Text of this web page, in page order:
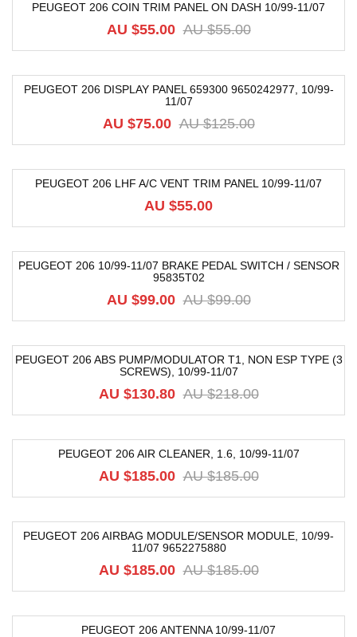
PEUGEOT 206 COIN TRIM PANEL ON DASH 10/99-11/07
AU $55.00
AU $55.00
PEUGEOT 206 DISPLAY PANEL 659300 9650242977, 10/99-
11/07
AU $125.00
AU $75.00
PEUGEOT 206 LHF A/C VENT TRIM PANEL 10/99-11/07
AU $55.00
PEUGEOT 206 10/99-11/07 BRAKE PEDAL SWITCH / SENSOR
95835T02
AU $99.00
AU $99.00
PEUGEOT 206 ABS PUMP/MODULATOR T1, NON ESP TYPE (3
SCREWS), 10/99-11/07
AU $218.00
AU $130.80
PEUGEOT 206 AIR CLEANER, 1.6, 10/99-11/07
AU $185.00
AU $185.00
PEUGEOT 206 AIRBAG MODULE/SENSOR MODULE, 10/99-
11/07 9652275880
AU $185.00
AU $185.00
PEUGEOT 206 ANTENNA 10/99-11/07